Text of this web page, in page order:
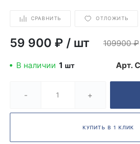
СРАВНИТЬ ОТЛОЖИТЬ
59 900 ₽ / шт 109900₽
В наличии 1 шт Арт.
- +
КУПИТЬ В 1 КЛИК